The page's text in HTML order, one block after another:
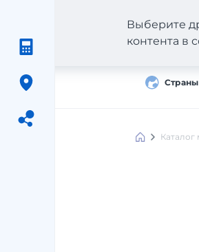
Страны
Выберите
контента в
Meest
Каталог